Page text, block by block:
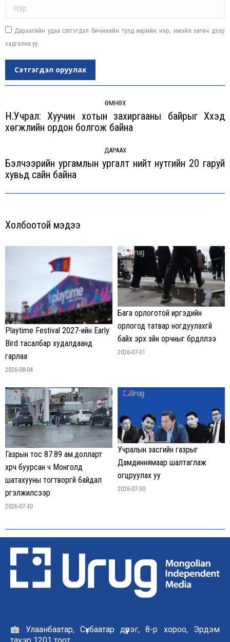
Дараагийн удаа сэтгэгдэл бичихийн тулд өөрийн нэр, имэйл хөтөч дээр
хадгална уу.
Сэтгэгдэл оруулах
ӨМНӨХ
Previous
Н.Учрал: Хуучин хотын захиргааны байрыг Хүүхэд
хөгжлийн ордон болгож байна
ДАРААХ
Next
Бэлчээрийн ургамлын ургалт нийт нутгийн 20 гаруй
хувьд сайн байна
Холбоотой мэдээ
Playtime Festival 2027-ийн Early
Bird тасалбар худалдаанд
гарлаа
2026-08-04
Бага орлоготой иргэдийн
орлогод татвар ногдуулахгүй
байх эрх зүйн орчныг бүрдүүллээ
2026-07-31
Газрын тос 87.89 ам.долларт
хүрч буурсан ч Монголд
шатахууны тогтворгүй байдал
үргэлжилсээр
2026-07-30
Учралын засгийн газрыг
Дамдиннямаар шалтаглаж
огцруулах уу
2026-07-30
Улаанбаатар, Сүхбаатар дүүрэг, 8-р хороо, Эрдэм